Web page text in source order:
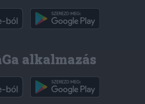
alkalmazás